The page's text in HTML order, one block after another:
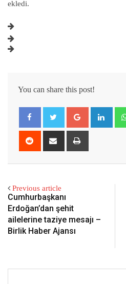
ekledi.
You can share this post!
Email
Previous article
Cumhurbaşkanı
Erdoğan’dan şehit
ailelerine taziye mesajı –
Birlik Haber Ajansı